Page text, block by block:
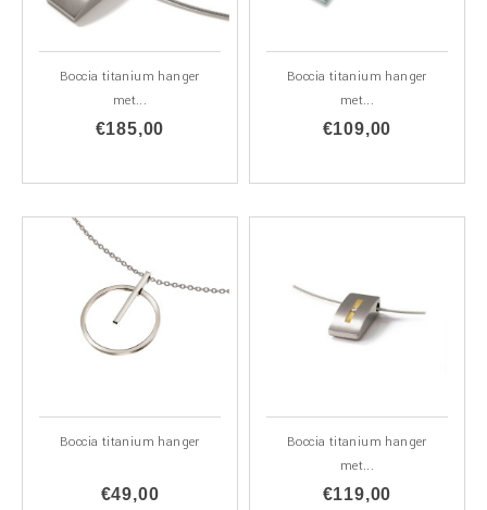
Boccia titanium hanger
met...
€185,00
Boccia titanium hanger
met...
€109,00
Boccia titanium hanger
€49,00
Boccia titanium hanger
met...
€119,00